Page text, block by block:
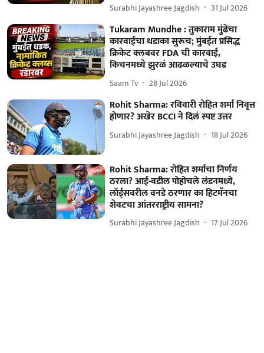
Surabhi Jayashree Jagdish 31 Jul 2026
Tukaram Mundhe : तुकाराम मुंढेंचा
कारवाईचा धडाका सुरूच; मुंबईत प्रसिद्ध
क्रिकेट क्लबवर FDA ची कारवाई,
किचनमध्ये झुरळं आढळल्याचे उघड
Saam Tv 28 Jul 2026
Rohit Sharma: रविवारी रोहित शर्मा निवृत्त
होणार? अखेर BCCI ने दिलं स्पष्ट उत्तर
Surabhi Jayashree Jagdish 18 Jul 2026
Rohit Sharma: रोहित शर्माचा निर्णय
ठरला? आई-वडील पोहोचले लंडनमध्ये,
लॉर्ड्सवरील वनडे ठरणार का हिटमॅनचा
शेवटचा आंतरराष्ट्रीय सामना?
Surabhi Jayashree Jagdish 17 Jul 2026